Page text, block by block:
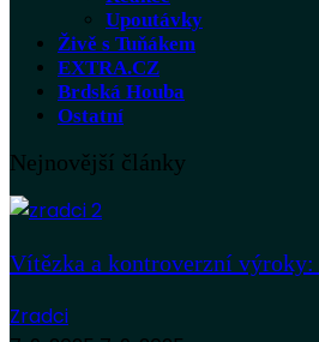
Upoutávky
Živě s Tuňákem
EXTRA.CZ
Brdská Houba
Ostatní
Nejnovější články
Vítězka a kontroverzní výroky:
Zradci